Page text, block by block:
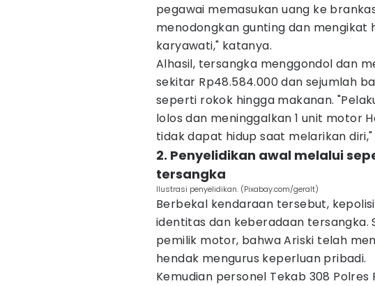
pegawai memasukan uang ke
menodongkan gunting dan mengikat
karyawati," katanya.
Alhasil, tersangka menggondol dan
sekitar Rp48.584.000 dan sejumlah
seperti rokok hingga makanan.
lolos dan meninggalkan 1 unit motor
tidak dapat hidup saat melarikan
2. Penyelidikan awal melalui
tersangka
Ilustrasi penyelidikan. (Pixabay.com/geralt)
Berbekal kendaraan tersebut,
identitas dan keberadaan tersangka.
pemilik motor, bahwa Ariski telah
hendak mengurus keperluan pribadi.
Kemudian personel Tekab 308